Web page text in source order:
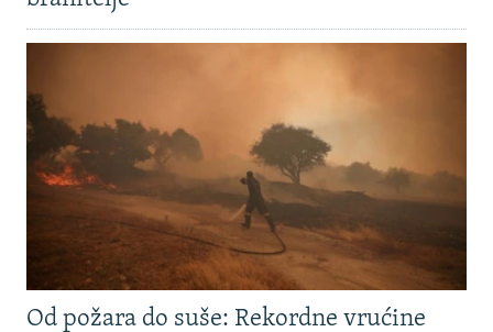
Od požara do suše: Rekordne vrućine